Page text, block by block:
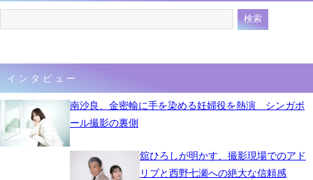
インタビュー
南沙良、金密輸に手を染める妊婦役を熱演 シンガポ
ール撮影の裏側
舘ひろしが明かす、撮影現場でのアド
リブと西野七瀬への絶大な信頼感